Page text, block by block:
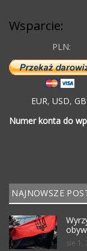
Wsparcie:
PLN:
EUR, USD,
Numer konta do
NAJNOWSZE
sie 1,